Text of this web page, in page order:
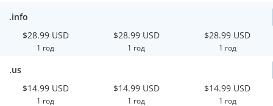
.info
$28.99 USD
1 год
$28.99 USD
1 год
$28.99 USD
1 год
.us
$14.99 USD
1 год
$14.99 USD
1 год
$14.99 USD
1 год